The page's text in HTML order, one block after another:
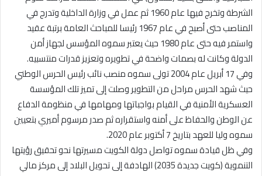
الشرطة وتخرج فيها عام 1960 ثم عمل في وزارة الداخلية وتدرج في
المناصب حتى أصبح في عام 1967 رئيسا للمباحث العامة برتبة عقيد
واستمر فيه حتى عام 1980 حيث يعتبر سموه المؤسس لجهاز أمن
الدولة وكانت له بصمات واضحة في تطويره وتعزيز قدرات منتسبيه.
وفي 17 أبريل عام 2004 تولى سموه منصب نائب رئيس الحرس الوطني
حيث شهد الحرس مراحل من التطوير وصلت إلى تميز تلك المؤسسة
العسكرية الأمنية في القيام بواجباتها ومهامها في منظومة الدفاع
عن الوطن والحفاظ على أمنه واستقراره ثم صدر مرسوم أميري بتعيين
سموه وليا للعهد بتاريخ 7 أكتوبر عام 2020.
وفي ظل قيادة سموه تواصل دولة الكويت مسيرتها نحو تحقيق رؤيتها
التنموية (كويت جديدة 2035) الهادفة إلى تحويل البلاد إلى مركز مالي